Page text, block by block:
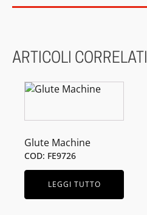
ARTICOLI CORRELATI
Glute Machine
COD: FE9726
LEGGI TUTTO